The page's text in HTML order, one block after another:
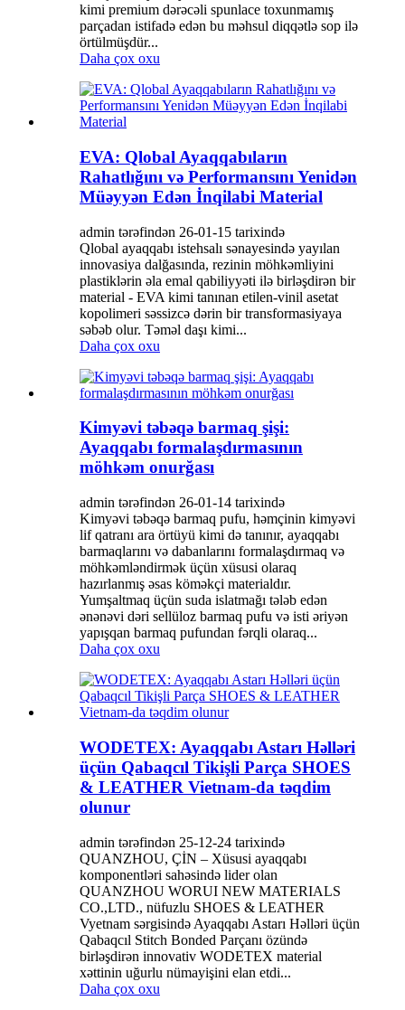
kimi premium dərəcəli spunlace toxunmamış
parçadan istifadə edən bu məhsul diqqətlə sop ilə
örtülmüşdür...
Daha çox oxu
EVA: Qlobal Ayaqqabıların
Rahatlığını və Performansını Yenidən
Müəyyən Edən İnqilabi Material
admin tərəfindən 26-01-15 tarixində
Qlobal ayaqqabı istehsalı sənayesində yayılan
innovasiya dalğasında, rezinin möhkəmliyini
plastiklərin əla emal qabiliyyəti ilə birləşdirən bir
material - EVA kimi tanınan etilen-vinil asetat
kopolimeri səssizcə dərin bir transformasiyaya
səbəb olur. Təməl daşı kimi...
Daha çox oxu
Kimyəvi təbəqə barmaq şişi:
Ayaqqabı formalaşdırmasının
möhkəm onurğası
admin tərəfindən 26-01-14 tarixində
Kimyəvi təbəqə barmaq pufu, həmçinin kimyəvi
lif qatranı ara örtüyü kimi də tanınır, ayaqqabı
barmaqlarını və dabanlarını formalaşdırmaq və
möhkəmləndirmək üçün xüsusi olaraq
hazırlanmış əsas köməkçi materialdır.
Yumşaltmaq üçün suda islatmağı tələb edən
ənənəvi dəri sellüloz barmaq pufu və isti əriyən
yapışqan barmaq pufundan fərqli olaraq...
Daha çox oxu
WODETEX: Ayaqqabı Astarı Həlləri
üçün Qabaqcıl Tikişli Parça SHOES
& LEATHER Vietnam-da təqdim
olunur
admin tərəfindən 25-12-24 tarixində
QUANZHOU, ÇİN – Xüsusi ayaqqabı
komponentləri sahəsində lider olan
QUANZHOU WORUI NEW MATERIALS
CO.,LTD., nüfuzlu SHOES & LEATHER
Vyetnam sərgisində Ayaqqabı Astarı Həlləri üçün
Qabaqcıl Stitch Bonded Parçanı özündə
birləşdirən innovativ WODETEX material
xəttinin uğurlu nümayişini elan etdi...
Daha çox oxu